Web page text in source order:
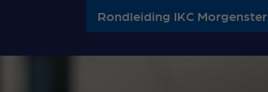
Rondleiding IKC Morgenster